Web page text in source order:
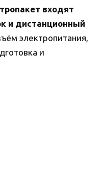
входят
и дистанционный
электропитания,
и